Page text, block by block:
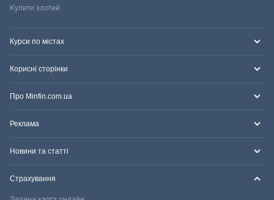
Купити злотий
Курси по містах
Корисні сторінки
Про Minfin.com.ua
Реклама
Новини та статті
Страхування